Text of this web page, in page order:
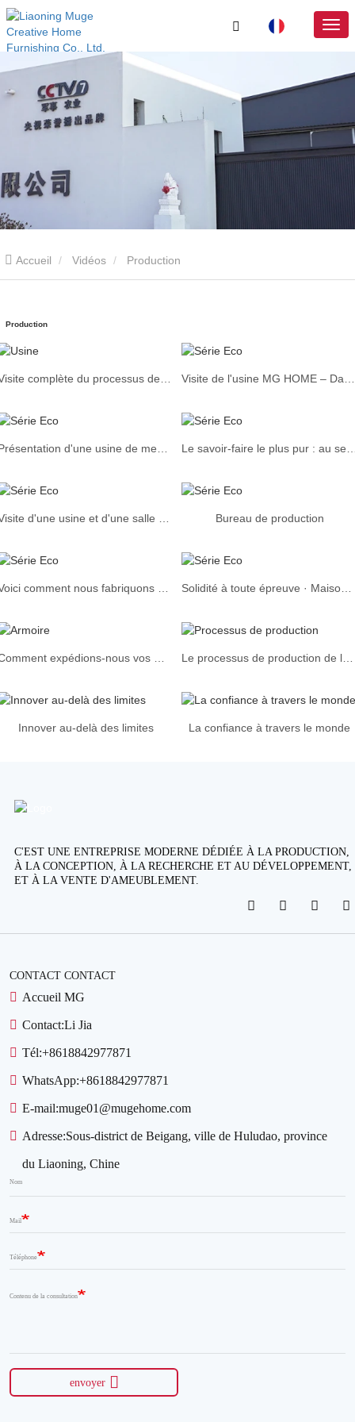
Accueil Vidéos Production
Production
Bureau de production
Innover au-delà des limites La confiance à travers le monde
C'EST UNE ENTREPRISE MODERNE DÉDIÉE À LA PRODUCTION,
À LA CONCEPTION, À LA RECHERCHE ET AU DÉVELOPPEMENT,
ET À LA VENTE D'AMEUBLEMENT.
CONTACT CONTACT
Accueil MG
Contact:Li Jia
Tél:+8618842977871
WhatsApp:+8618842977871
E-mail:muge01@mugehome.com
Adresse:Sous-district de Beigang, ville de Huludao, province
du Liaoning, Chine
Nom
Mail
Téléphone
Contenu de la consultation
envoyer